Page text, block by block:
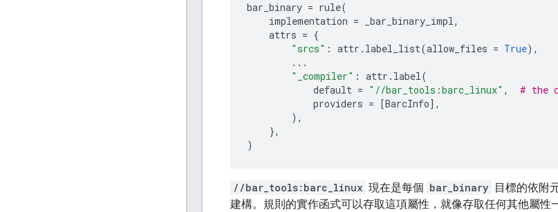
bar_binary = rule(
implementation = _bar_binary_impl,
attrs = {
"srcs" : attr . label_list(allow_files = True),
...
"_compiler" : attr . label(
default = "//bar_tools:barc_linux" ,
# the
providers = [BarcInfo],
),
},
)
//bar_tools:barc_linux 現在是每個 bar_binary 目標的依附
建構。規則的實作函式可以存取這項屬性，就像存取任何其他屬性